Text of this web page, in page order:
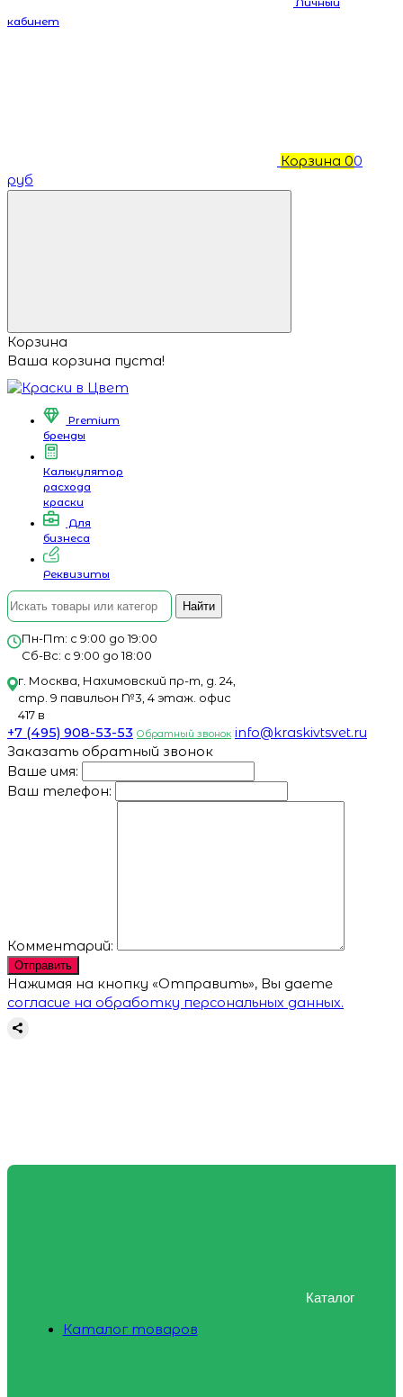
кабинет
Корзина 00
руб
Корзина
Ваша корзина пуста!
Premium
бренды
Калькулятор
расхода
краски
Для
бизнеса
Реквизиты
Найти
Пн-Пт: с 9:00 до 19:00
Сб-Вс: с 9:00 до 18:00
г. Москва, Нахимовский пр-т, д. 24,
стр. 9 павильон №3, 4 этаж. офис
417 в
+7 (495) 908-53-53 Обратный звонок info@kraskivtsvet.ru
Заказать обратный звонок
Ваше имя:
Ваш телефон:
Комментарий:
Отправить
Нажимая на кнопку «Отправить», Вы даете
согласие на обработку персональных данных.
Каталог
Каталог товаров